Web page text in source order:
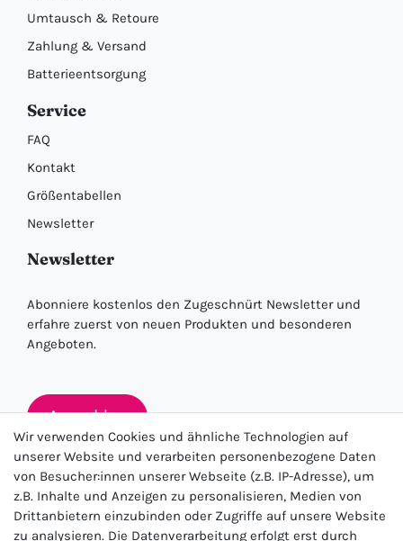
Umtausch & Retoure
Zahlung & Versand
Batterieentsorgung
Service
FAQ
Kontakt
Größentabellen
Newsletter
Newsletter
Abonniere kostenlos den Zugeschnürt Newsletter und
erfahre zuerst von neuen Produkten und besonderen
Angeboten.
Anmelden
★★★★★
4.5 / 5.0 (23.143)
Wir verwenden Cookies und ähnliche Technologien auf
unserer Website und verarbeiten personenbezogene Daten
von Besucher:innen unserer Webseite (z.B. IP-Adresse), um
z.B. Inhalte und Anzeigen zu personalisieren, Medien von
Drittanbietern einzubinden oder Zugriffe auf unsere Website
zu analysieren. Die Datenverarbeitung erfolgt erst durch